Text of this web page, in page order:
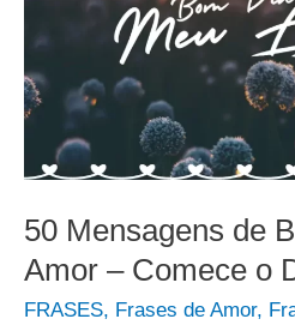
50 Mensagens de
Amor – Comece o
FRASES, Frases de Amor,